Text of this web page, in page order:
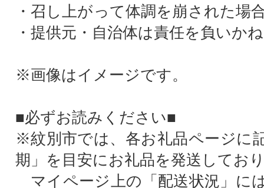
・召し上がって体調を崩された場
・提供元・自治体は責任を負いか
※画像はイメージです。
■必ずお読みください■
※紋別市では、各お礼品ページに
期」を目安にお礼品を発送してお
マイページ上の「配送状況」に